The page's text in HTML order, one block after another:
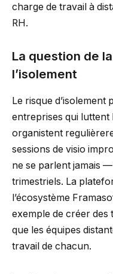
charge de travail à
RH.
La question de
l’isolement
Le risque d’isolement
entreprises qui
organistent
sessions de visio
ne se parlent jamais
trimestriels. La
l’écosystème
exemple de créer
que les équipes
travail de chacun.